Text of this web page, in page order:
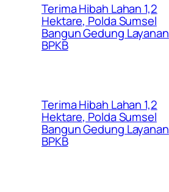
Terima Hibah Lahan 1,2
Hektare, Polda Sumsel
Bangun Gedung Layanan
BPKB
Terima Hibah Lahan 1,2
Hektare, Polda Sumsel
Bangun Gedung Layanan
BPKB